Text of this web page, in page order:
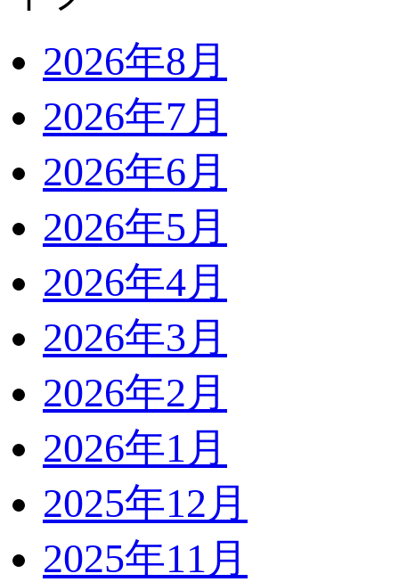
2026年8月
2026年7月
2026年6月
2026年5月
2026年4月
2026年3月
2026年2月
2026年1月
2025年12月
2025年11月